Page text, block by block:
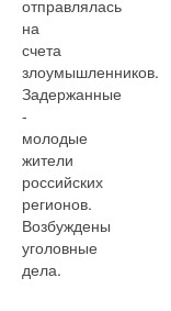
отправлялась
на
счета
злоумышленников.
Задержанные
-
молодые
жители
российских
регионов.
Возбуждены
уголовные
дела.